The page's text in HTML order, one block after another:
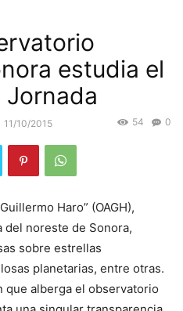
estudia el
11/10/2015 0
54
Haro” (OAGH),
del noreste de Sonora,
sobre estrellas
planetarias, entre otras.
que alberga el observatorio